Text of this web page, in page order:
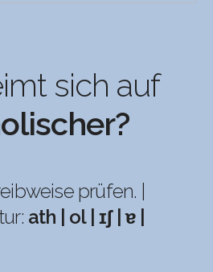
sich auf
prüfen. |
ath | ol | ɪʃ | ɐ |